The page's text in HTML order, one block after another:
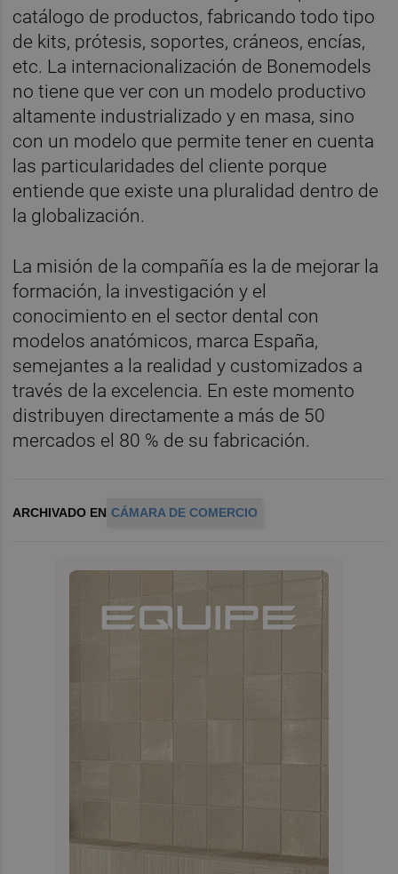
catálogo de productos, fabricando todo tipo
de kits, prótesis, soportes, cráneos, encías,
etc. La internacionalización de Bonemodels
no tiene que ver con un modelo productivo
altamente industrializado y en masa, sino
con un modelo que permite tener en cuenta
las particularidades del cliente porque
entiende que existe una pluralidad dentro de
la globalización.
La misión de la compañía es la de mejorar la
formación, la investigación y el
conocimiento en el sector dental con
modelos anatómicos, marca España,
semejantes a la realidad y customizados a
través de la excelencia. En este momento
distribuyen directamente a más de 50
mercados el 80 % de su fabricación.
ARCHIVADO EN CÁMARA DE COMERCIO